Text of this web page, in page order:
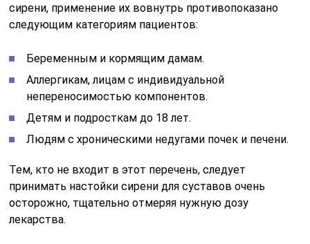
сирени, применение их вовнутрь противопоказано
следующим категориям пациентов:
Беременным и кормящим дамам.
Аллергикам, лицам с индивидуальной
непереносимостью компонентов.
Детям и подросткам до 18 лет.
Людям с хроническими недугами почек и печени.
Тем, кто не входит в этот перечень, следует
принимать настойки сирени для суставов очень
осторожно, тщательно отмеряя нужную дозу
лекарства.